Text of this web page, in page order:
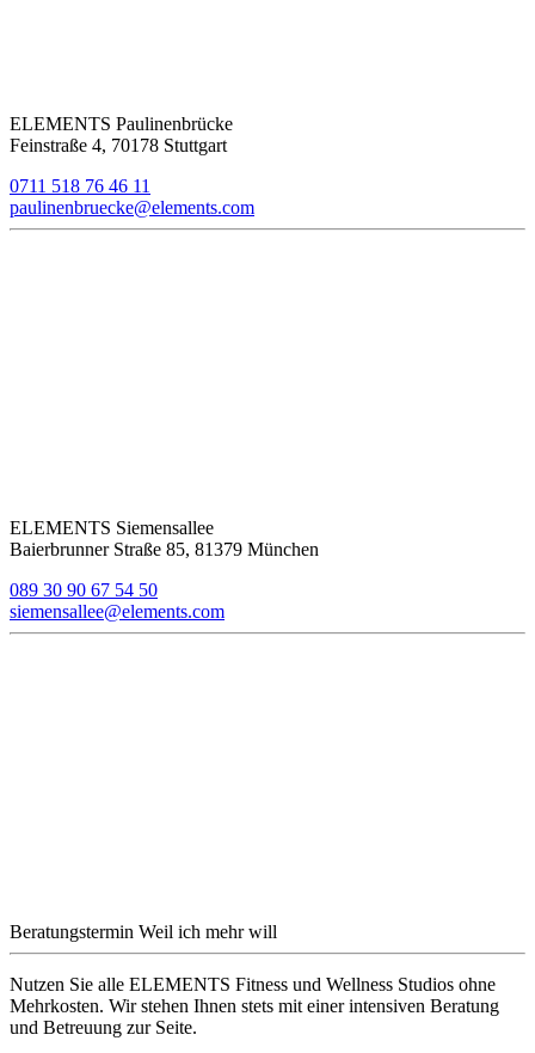
ELEMENTS Paulinenbrücke
Feinstraße 4, 70178 Stuttgart
0711 518 76 46 11
paulinenbruecke@elements.com
ELEMENTS Siemensallee
Baierbrunner Straße 85, 81379 München
089 30 90 67 54 50
siemensallee@elements.com
Beratungstermin Weil ich mehr will
Nutzen Sie alle ELEMENTS Fitness und Wellness Studios ohne
Mehrkosten. Wir stehen Ihnen stets mit einer intensiven Beratung
und Betreuung zur Seite.